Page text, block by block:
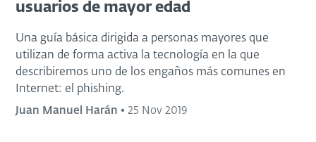
usuarios de mayor edad
Una guía básica dirigida a personas mayores que
utilizan de forma activa la tecnología en la que
describiremos uno de los engaños más comunes en
Internet: el phishing.
Juan Manuel Harán • 25 Nov 2019